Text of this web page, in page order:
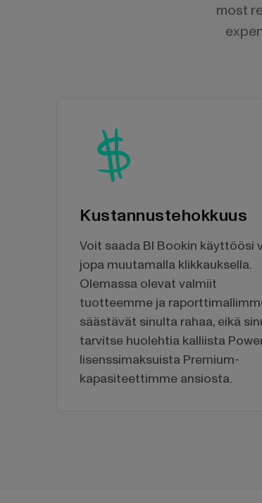
most
Kustannustehokkuus
Voit saada BI Bookin käyttöösi
jopa muutamalla klikkauksella.
Olemassa olevat valmiit
tuotteemme ja
säästävät sinulta rahaa, eikä
tarvitse huolehtia kalliista
lisenssimaksuista Premium-
kapasiteettimme ansiosta.